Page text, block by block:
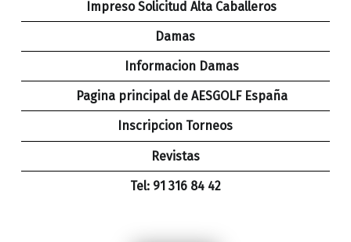
Impreso Solicitud Alta Caballeros
Damas
Informacion Damas
Pagina principal de AESGOLF España
Inscripcion Torneos
Revistas
Tel: 91 316 84 42